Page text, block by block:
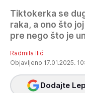
Tiktokerka se
raka, a ono što
pre nego što je
Radmila Ilić
Objavljeno 17.01.2025.
Dodajte